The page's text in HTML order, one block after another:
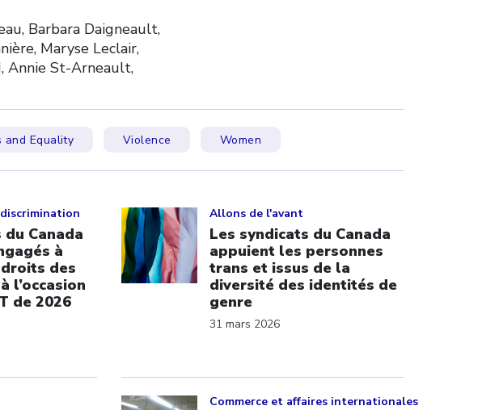
Barbara Daigneault,
Maryse Leclair,
Annie St-Arneault,
and Equality Violence Women
Canada
à
des
l’occasion
de 2026
Allons de l'avant
Les syndicats du Canada
appuient les personnes
trans et issus de la
diversité des identités de
genre
31 mars 2026
Commerce et affaires internationales